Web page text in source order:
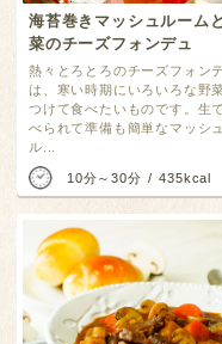
海苔巻きマッシュルーム
菜のチーズフォンデュ
熱々とろとろのチーズフォン
は、寒い時期にいろいろな野
つけて食べたいものです。生
べられて準備も簡単なマッシュ
ル...
10分～30分 435kcal